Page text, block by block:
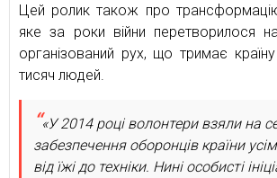
Цей ролик також про
яке за роки війни перетворилося
організований рух, що тримає
тисяч людей.
«У 2014 році волонтери взяли на
забезпечення оборонців країни
від їжі до техніки. Нині особисті